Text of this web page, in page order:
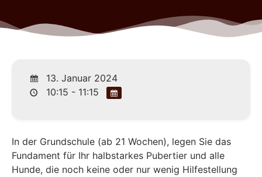
13. Januar 2024
10:15 - 11:15
In der Grundschule (ab 21 Wochen), legen Sie das
Fundament für Ihr halbstarkes Pubertier und alle
Hunde, die noch keine oder nur wenig Hilfestellung